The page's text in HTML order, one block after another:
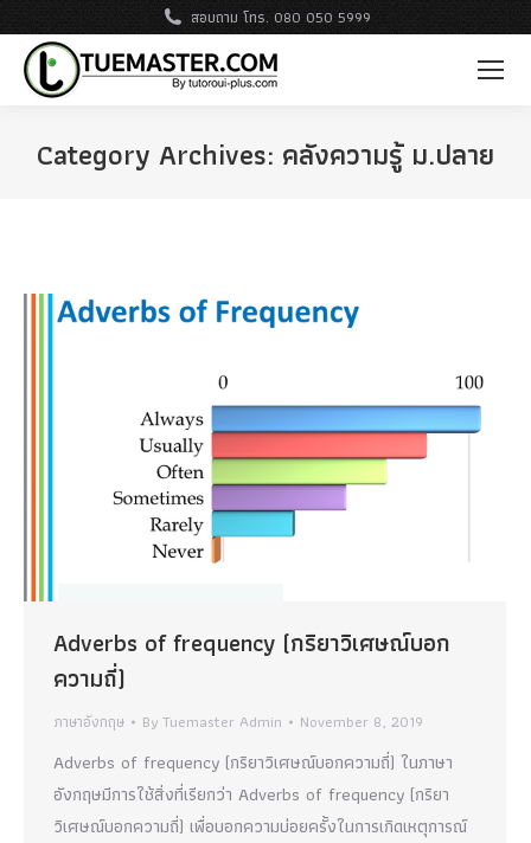
สอบถาม โทร. 080 050 5999
Category Archives: คลังความรู้ ม.ปลาย
Adverbs of frequency (กริยาวิเศษณ์บอก
ความถี่)
ภาษาอังกฤษ ByTuemaster Admin November 8, 2019
Adverbs of frequency (กริยาวิเศษณ์บอกความถี่) ในภาษา
อังกฤษมีการใช้สิ่งที่เรียกว่า Adverbs of frequency (กริยา
วิเศษณ์บอกความถี่) เพื่อบอกความบ่อยครั้งในการเกิดเหตุการณ์